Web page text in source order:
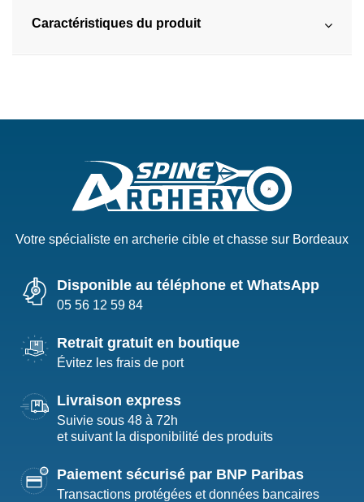
Caractéristiques du produit
Votre spécialiste en archerie cible et chasse sur Bordeaux
Disponible au téléphone et WhatsApp
05 56 12 59 84
Retrait gratuit en boutique
Évitez les frais de port
Livraison express
Suivie sous 48 à 72h
et suivant la disponibilité des produits
Paiement sécurisé par BNP Paribas
Transactions protégées et données bancaires